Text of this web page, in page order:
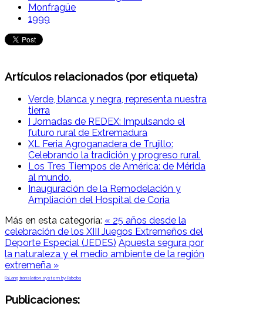
Monfragüe
1999
Artículos relacionados (por etiqueta)
Verde, blanca y negra, representa nuestra
tierra
I Jornadas de REDEX: Impulsando el
futuro rural de Extremadura
XL Feria Agroganadera de Trujillo:
Celebrando la tradición y progreso rural.
Los Tres Tiempos de América: de Mérida
al mundo.
Inauguración de la Remodelación y
Ampliación del Hospital de Coria
Más en esta categoría: « 25 años desde la
celebración de los XIII Juegos Extremeños del
Deporte Especial (JEDES) Apuesta segura por
la naturaleza y el medio ambiente de la región
extremeña »
FaLang translation system by Faboba
Publicaciones: